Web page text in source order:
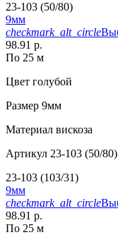
23-103 (50/80)
9мм
checkmark_alt_circle
98.91 р.
По 25 м
Цвет голубой
Размер 9мм
Материал вискоза
Артикул 23-103 (50/80)
23-103 (103/31)
9мм
checkmark_alt_circle
98.91 р.
По 25 м